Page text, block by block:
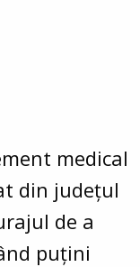
medical
din județul
de a
puțini